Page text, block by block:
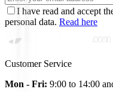
I have read and accept
personal data. Read here
Customer Service
Mon - Fri: 9:00 to 14:00